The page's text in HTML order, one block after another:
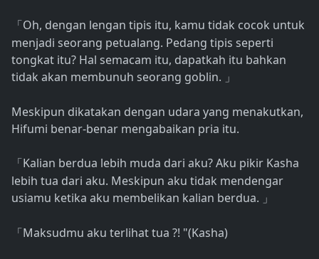
「 Oh, dengan lengan tipis itu, kamu tidak cocok untuk
menjadi seorang petualang. Pedang tipis seperti
tongkat itu? Hal semacam itu, dapatkah itu bahkan
tidak akan membunuh seorang goblin.
」
Meskipun dikatakan dengan udara yang menakutkan,
Hifumi benar-benar mengabaikan pria itu.
「 Kalian berdua lebih muda dari aku? Aku pikir Kasha
lebih tua dari aku. Meskipun aku tidak mendengar
usiamu ketika aku membelikan kalian berdua.
」
「 Maksudmu aku terlihat tua ?! "(Kasha)